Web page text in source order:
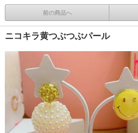
前の商品へ
ニコキラ黄つぶつぶパール